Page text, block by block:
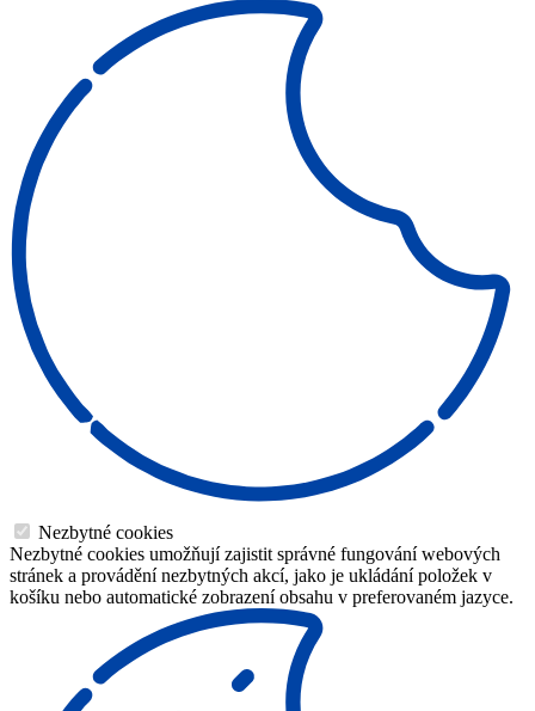
Nezbytné cookies
Nezbytné cookies umožňují zajistit správné fungování webových
stránek a provádění nezbytných akcí, jako je ukládání položek v
košíku nebo automatické zobrazení obsahu v preferovaném jazyce.